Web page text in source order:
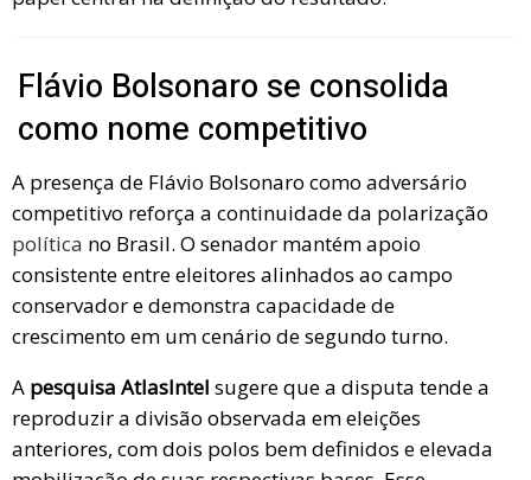
Flávio Bolsonaro se consolida
como nome competitivo
A presença de Flávio Bolsonaro como adversário
competitivo reforça a continuidade da polarização
política no Brasil. O senador mantém apoio
consistente entre eleitores alinhados ao campo
conservador e demonstra capacidade de
crescimento em um cenário de segundo turno.
A pesquisa AtlasIntel sugere que a disputa tende a
reproduzir a divisão observada em eleições
anteriores, com dois polos bem definidos e elevada